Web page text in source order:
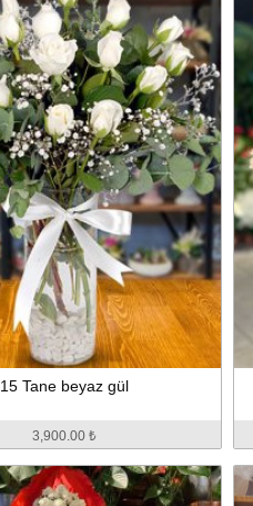
15 Tane beyaz gül
3,900.00 ₺